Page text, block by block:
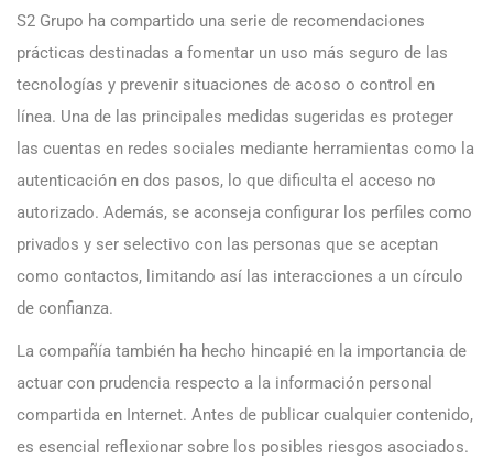
S2 Grupo ha compartido una serie de recomendaciones
prácticas destinadas a fomentar un uso más seguro de las
tecnologías y prevenir situaciones de acoso o control en
línea. Una de las principales medidas sugeridas es proteger
las cuentas en redes sociales mediante herramientas como la
autenticación en dos pasos, lo que dificulta el acceso no
autorizado. Además, se aconseja configurar los perfiles como
privados y ser selectivo con las personas que se aceptan
como contactos, limitando así las interacciones a un círculo
de confianza.
La compañía también ha hecho hincapié en la importancia de
actuar con prudencia respecto a la información personal
compartida en Internet. Antes de publicar cualquier contenido,
es esencial reflexionar sobre los posibles riesgos asociados.